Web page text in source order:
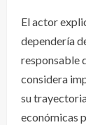
El actor
dependería
responsable
considera
su
económicas